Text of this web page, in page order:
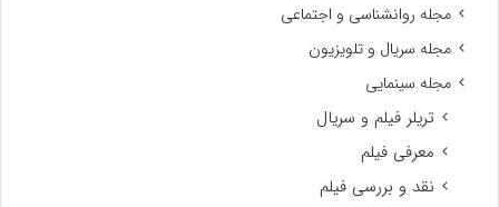
مجله روانشناسی و اجتماعی
مجله سریال و تلویزیون
مجله سینمایی
تریلر فیلم و سریال
معرفی فیلم
نقد و بررسی فیلم